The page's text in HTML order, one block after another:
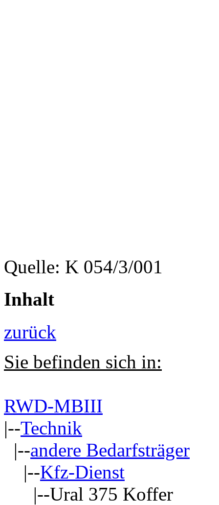
Quelle: K 054/3/001
Inhalt
zurück
Sie befinden sich in:
RWD-MBIII
|--Technik
|--andere Bedarfsträger
|--Kfz-Dienst
|--Ural 375 Koffer